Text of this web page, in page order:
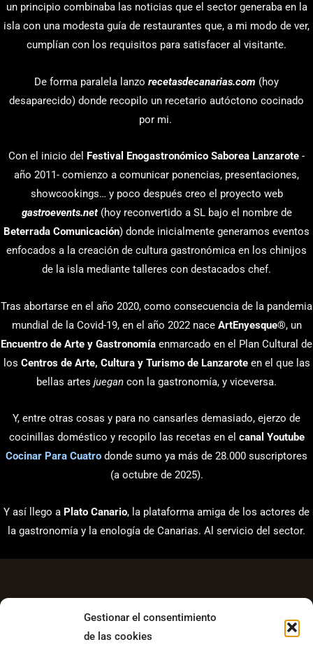
Gestionar el consentimiento
de las cookies
un principio combinaba las noticias que el sector generaba en la
isla con una modesta guía de restaurantes que, a mi modo de ver,
cumplían con los requisitos para satisfacer al visitante.
De forma paralela lanzo recetasdecanarias.com (hoy
desaparecido) donde recopilo un recetario autóctono cocinado
por mi.
Con el inicio del Festival Enogastronómico Saborea Lanzarote -
año 2011- comienzo a comunicar ponencias, presentaciones,
showcookings… y poco después creo el proyecto web
gastroevents.net(hoy reconvertido a SL bajo el nombre de
Beterrada Comunicación) donde inicialmente generamos eventos
enfocados a la creación de cultura gastronómica en los chinijos
de la isla mediante talleres con destacados chef.
Tras abortarse en el año 2020, como consecuencia de la pandemia
mundial de la Covid-19, en el año 2022 nace ArtEnyesque®, un
Encuentro de Arte y Gastronomía enmarcado en el Plan Cultural de
los Centros de Arte, Cultura y Turismo de Lanzaroteen el que las
bellas artes juegan con la gastronomía, y viceversa.
Y, entre otras cosas y para no cansarles demasiado, ejerzo de
cocinillas doméstico y recopilo las recetas en el canal Youtube
Cocinar Para Cuatro donde sumo ya más de 28.000 suscriptores
(a octubre de 2025).
Y así llego a Plato Canario, la plataforma amiga de los actores de
la gastronomía y la enología de Canarias. Al servicio del sector.